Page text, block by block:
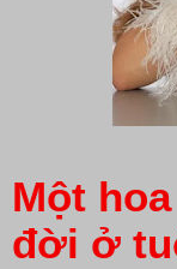
Một
đời ở